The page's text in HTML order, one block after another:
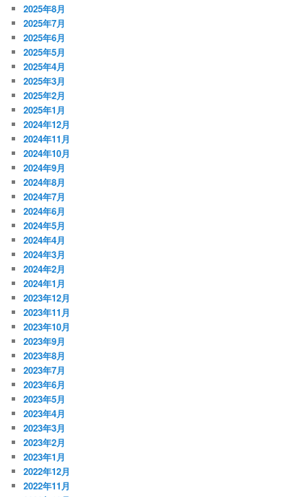
2025年8月
2025年7月
2025年6月
2025年5月
2025年4月
2025年3月
2025年2月
2025年1月
2024年12月
2024年11月
2024年10月
2024年9月
2024年8月
2024年7月
2024年6月
2024年5月
2024年4月
2024年3月
2024年2月
2024年1月
2023年12月
2023年11月
2023年10月
2023年9月
2023年8月
2023年7月
2023年6月
2023年5月
2023年4月
2023年3月
2023年2月
2023年1月
2022年12月
2022年11月